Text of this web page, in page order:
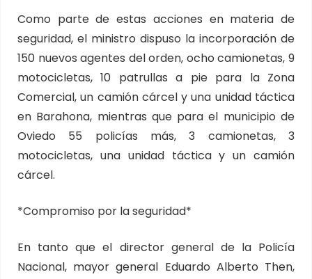
Como parte de estas acciones en materia de
seguridad, el ministro dispuso la incorporación de
150 nuevos agentes del orden, ocho camionetas, 9
motocicletas, 10 patrullas a pie para la Zona
Comercial, un camión cárcel y una unidad táctica
en Barahona, mientras que para el municipio de
Oviedo 55 policías más, 3 camionetas, 3
motocicletas, una unidad táctica y un camión
cárcel.
*Compromiso por la seguridad*
En tanto que el director general de la Policía
Nacional, mayor general Eduardo Alberto Then,